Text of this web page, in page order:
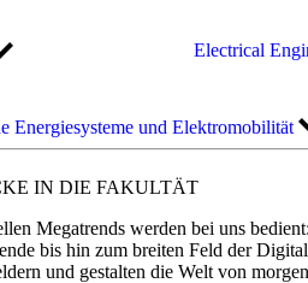
Electrical
Energiesysteme und Elektromobilität
IN DIE FAKULTÄT
Megatrends werden bei uns
bis hin zum breiten Feld der
und gestalten die Welt von